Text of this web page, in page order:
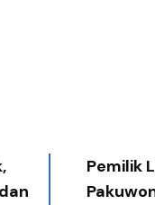
Pemilik